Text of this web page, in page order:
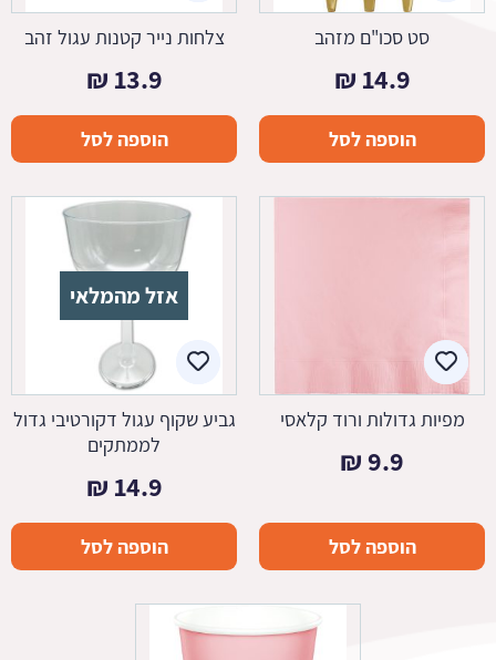
סט סכו"ם מזהב
14.9
₪
הוספה לסל
צלחות נייר קטנות עגול זהב
13.9
₪
הוספה לסל
מפיות גדולות ורוד קלאסי
9.9
₪
הוספה לסל
אזל מהמלאי
גביע שקוף עגול דקורטיבי גדול
לממתקים
14.9
₪
הוספה לסל